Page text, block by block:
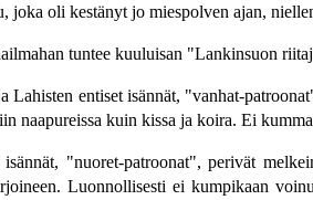
joka oli kestänyt jo miespolven ajan,
tuntee kuuluisan "Lankinsuon
Lahisten entiset isännät, "vanhat-
naapureissa kuin kissa ja koira. Ei
"nuoret-patroonat", perivät
Luonnollisesti ei kumpikaan